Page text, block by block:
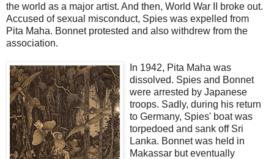
the world as a major artist. And then, World War II broke out.
Accused of sexual misconduct, Spies was expelled from
Pita Maha. Bonnet protested and also withdrew from the
association.
In 1942, Pita Maha was
dissolved. Spies and Bonnet
were arrested by Japanese
troops. Sadly, during his return
to Germany, Spies' boat was
torpedoed and sank off Sri
Lanka. Bonnet was held in
Makassar but eventually